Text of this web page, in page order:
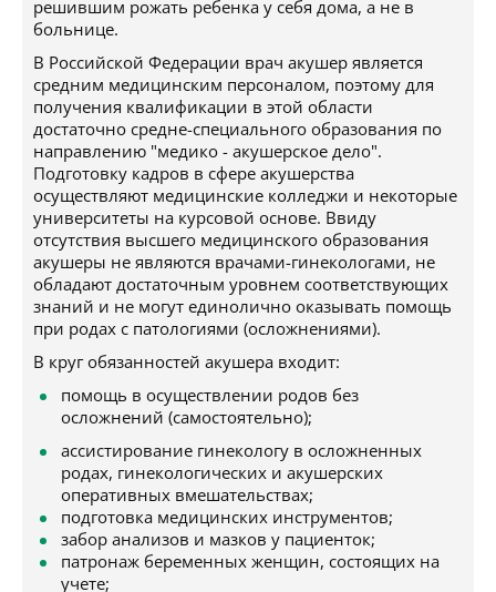
решившим рожать ребенка у себя дома, а не в
больнице.
В Российской Федерации врач акушер является
средним медицинским персоналом, поэтому для
получения квалификации в этой области
достаточно средне-специального образования по
направлению "медико - акушерское дело".
Подготовку кадров в сфере акушерства
осуществляют медицинские колледжи и некоторые
университеты на курсовой основе. Ввиду
отсутствия высшего медицинского образования
акушеры не являются врачами-гинекологами, не
обладают достаточным уровнем соответствующих
знаний и не могут единолично оказывать помощь
при родах с патологиями (осложнениями).
В круг обязанностей акушера входит:
помощь в осуществлении родов без
осложнений (самостоятельно);
ассистирование гинекологу в осложненных
родах, гинекологических и акушерских
оперативных вмешательствах;
подготовка медицинских инструментов;
забор анализов и мазков у пациенток;
патронаж беременных женщин, состоящих на
учете;